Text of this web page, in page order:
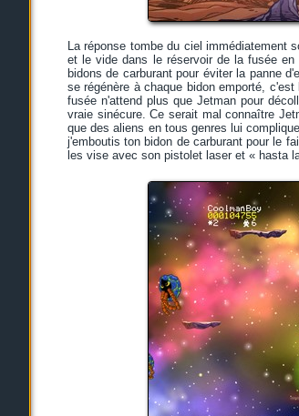
La réponse tombe du ciel immédiatement
et le vide dans le réservoir de la fusée
bidons de carburant pour éviter la panne
se régénère à chaque bidon emporté,
fusée n'attend plus que Jetman pour
vraie sinécure. Ce serait mal connaître
que des aliens en tous genres lui
j'emboutis ton bidon de carburant pour le
les vise avec son pistolet laser et « hasta